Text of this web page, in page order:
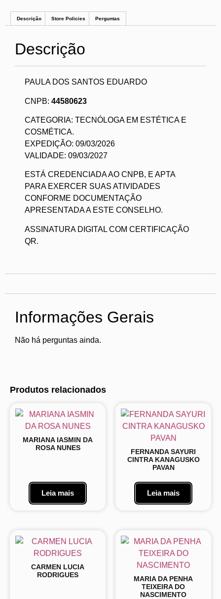
Descrição Store Policies Perguntas
Descrição
PAULA DOS SANTOS EDUARDO
CNPB: 44580623
CATEGORIA: TECNÓLOGA EM ESTÉTICA E
COSMÉTICA.
EXPEDIÇÃO: 09/03/2026
VALIDADE: 09/03/2027
ESTÁ CREDENCIADA AO CNPB, E APTA
PARA EXERCER SUAS ATIVIDADES
CONFORME DOCUMENTAÇÃO
APRESENTADA A ESTE CONSELHO.
ASSINATURA DIGITAL COM CERTIFICAÇÃO
QR.
Informações Gerais
Não há perguntas ainda.
Produtos relacionados
MARIANA IASMIN DA
ROSA NUNES
Leia mais
FERNANDA SAYURI
CINTRA KANAGUSKO
PAVAN
Leia mais
CARMEN LUCIA
RODRIGUES
MARIA DA PENHA
TEIXEIRA DO
NASCIMENTO